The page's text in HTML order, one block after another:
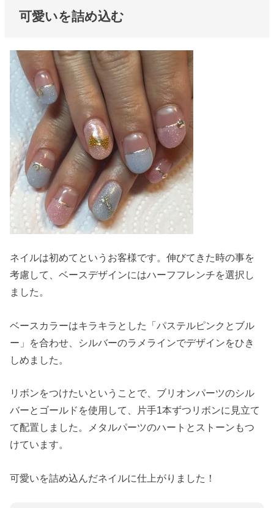
可愛いを詰め込む
ネイルは初めてというお客様です。伸びてきた時の事を
考慮して、ベースデザインにはハーフフレンチを選択し
ました。
ベースカラーはキラキラとした「パステルピンクとブル
ー」を合わせ、シルバーのラメラインでデザインをひき
しめました。
リボンをつけたいということで、ブリオンパーツのシル
バーとゴールドを使用して、片手1本ずつリボンに見立て
て配置しました。メタルパーツのハートとストーンもつ
けています。
可愛いを詰め込んだネイルに仕上がりました！